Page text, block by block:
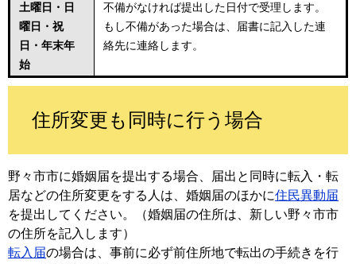
土曜日・日
曜日・祝
日・年末年
始
不備がなければ提出した日付で受理します。
もし不備があった場合は、届書に記入した連
絡先に連絡します。
住所変更も同時に行う場合
野々市市に婚姻届を提出する場合、届出と同時に転入・転
居などの住所変更をする人は、婚姻届のほかに住民異動届
を提出してください。（婚姻届の住所は、新しい野々市市
の住所を記入します）
転入届の場合は、事前に必ず前住所地で転出の手続きを行